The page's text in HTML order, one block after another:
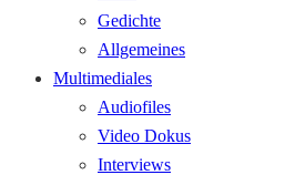
Gedichte
Allgemeines
Multimediales
Audiofiles
Video Dokus
Interviews